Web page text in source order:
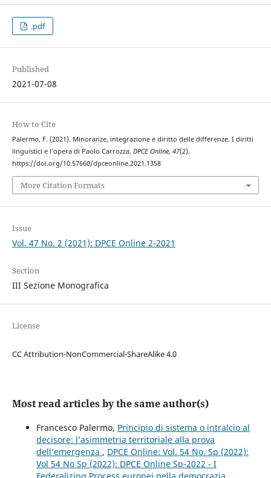
.pdf
Published
2021-07-08
How to Cite
Palermo, F. (2021). Minoranze, integrazione e diritto delle differenze. I diritti
linguistici e l’opera di Paolo Carrozza. DPCE Online, 47(2).
https://doi.org/10.57660/dpceonline.2021.1358
More Citation Formats
Issue
Vol. 47 No. 2 (2021): DPCE Online 2-2021
Section
III Sezione Monografica
License
CC Attribution-NonCommercial-ShareAlike 4.0
Most read articles by the same author(s)
Francesco Palermo, Principio di sistema o intralcio al
decisore: l’asimmetria territoriale alla prova
dell’emergenza , DPCE Online: Vol. 54 No. Sp (2022):
Vol 54 No Sp (2022): DPCE Online Sp-2022 - I